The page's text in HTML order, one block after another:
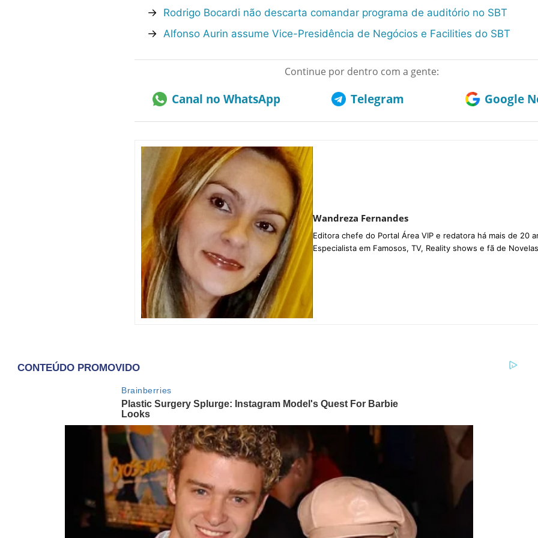
→ Rodrigo Bocardi não descarta comandar programa de auditório no SBT
→ Alfonso Aurin assume Vice-Presidência de Negócios e Facilities do SBT
Continue por dentro com a gente:
Canal no WhatsApp Telegram Google
Wandreza Fernandes
Editora chefe do Portal Área VIP e redatora há mais de 20
Especialista em Famosos, TV, Reality shows e fã de